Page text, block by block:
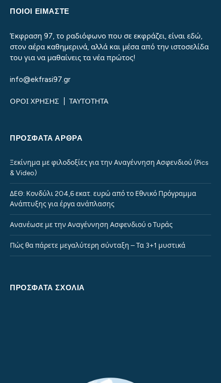
ΠΟΙΟΙ ΕΙΜΑΣΤΕ
Έκφραση 97, το ραδιόφωνο που σε εκφράζει, είναι εδώ,
στον αέρα καθημερινά, αλλά και μέσα από την ιστοσελίδα
του για να μαθαίνεις τα νέα πρώτος!
info@ekfrasi97.gr
ΟΡΟΙ ΧΡΗΣΗΣ ΤΑΥΤΟΤΗΤΑ
ΠΡΌΣΦΑΤΑ ΆΡΘΡΑ
Ξεκίνημα με φιλοδοξίες για την Αναγέννηση Ασφενδιού (Pics
& Video)
ΔΕΘ: Κονδύλι 204,6 εκατ. ευρώ από το Εθνικό Πρόγραμμα
Ανάπτυξης για έργα ανάπλασης
Ανανέωσε με την Αναγέννηση Ασφενδιού ο Τυράς
Πώς θα πάρετε μεγαλύτερη σύνταξη – Τα 3+1 μυστικά
ΠΡΌΣΦΑΤΑ ΣΧΌΛΙΑ